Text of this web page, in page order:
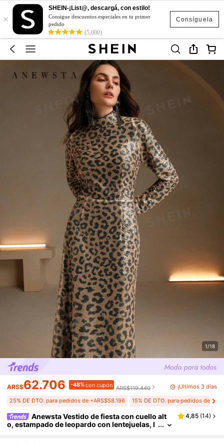
Consíguela
×
SHEIN-¡List@, descargá, con estilo!
Consigue descuentos especiales en tu primer
pedido
(5,000)
1/18
ARS$62.706 -48%con cupón ARS$119.440 ¡Últimos 3 días
25% DE DTO. para pedidos de +ARS$58.196 15% DE DTO. para pedidos de
Anewsta Vestido de fiesta con cuello alt
o, estampado de leopardo con lentejuelas, l
4,85 (14)